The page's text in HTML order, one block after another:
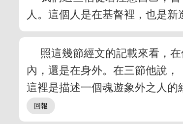
人。這個人是在基督裡，也是新
照這幾節經文的記載來看，
內，還是在身外。在三節他說
這裡是描述一個魂遊象外之人的